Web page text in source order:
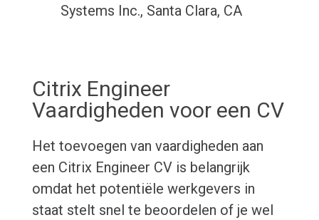
Systems Inc., Santa Clara, CA
Citrix Engineer
Vaardigheden voor een CV
Het toevoegen van vaardigheden aan
een Citrix Engineer CV is belangrijk
omdat het potentiële werkgevers in
staat stelt snel te beoordelen of je wel